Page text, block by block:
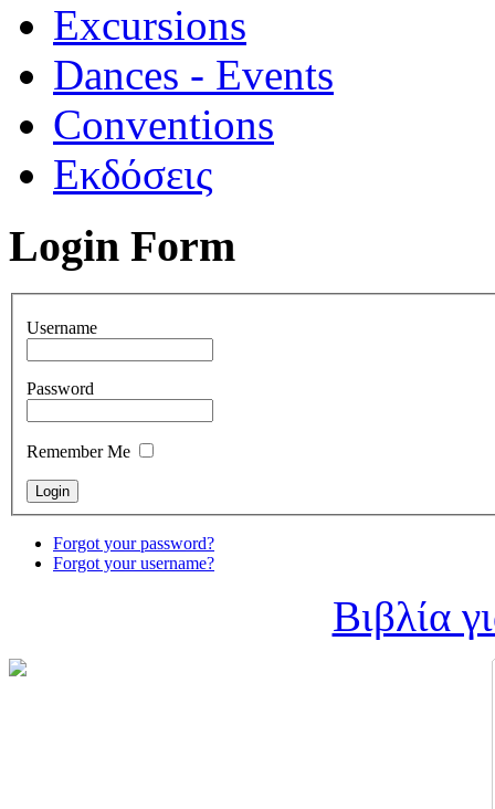
Excursions
Dances - Events
Conventions
Εκδόσεις
Login Form
Username
Password
Remember Me
Forgot your password?
Forgot your username?
Βιβλία